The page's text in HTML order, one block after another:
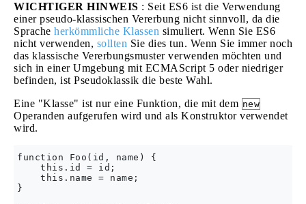
WICHTIGER HINWEIS : Seit ES6 ist die Verwendung
einer pseudo-klassischen Vererbung nicht sinnvoll, da die
Sprache herkömmliche Klassen simuliert. Wenn Sie ES6
nicht verwenden, sollten Sie dies tun. Wenn Sie immer noch
das klassische Vererbungsmuster verwenden möchten und
sich in einer Umgebung mit ECMAScript 5 oder niedriger
befinden, ist Pseudoklassik die beste Wahl.
Eine "Klasse" ist nur eine Funktion, die mit dem new
Operanden aufgerufen wird und als Konstruktor verwendet
wird.
function Foo(id, name) {
    this.id = id;
    this.name = name;
}